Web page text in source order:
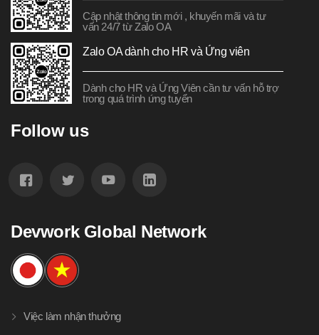
Cập nhật thông tin mới , khuyến mãi và tư
vấn 24/7 từ Zalo OA
Zalo OA dành cho HR và Ứng viên
Dành cho HR và Ứng Viên cần tư vấn hỗ trợ
trong quá trình ứng tuyển
Follow us
Devwork Global Network
Việc làm nhận thưởng